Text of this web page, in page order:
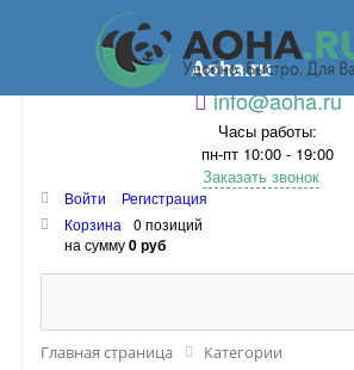
Aoha.ru
info@aoha.ru
Часы работы:
пн-пт 10:00 - 19:00
Заказать звонок
Войти
Регистрация
Корзина
0 позиций
на сумму0 руб
Главная страница
Категории